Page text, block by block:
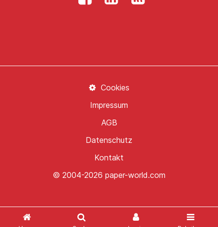
© 2004-2026 paper-world.com
Kontakt
Datenschutz
AGB
Impressum
Cookies